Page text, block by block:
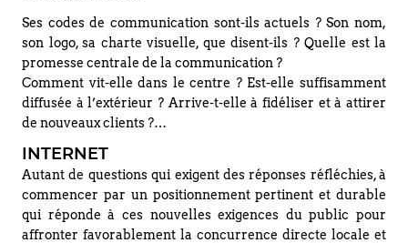
Ses codes de communication sont-ils actuels ? Son nom,
son logo, sa charte visuelle, que disent-ils ? Quelle est la
promesse centrale de la communication ?
Comment vit-elle dans le centre ? Est-elle suffisamment
diffusée à l’extérieur ? Arrive-t-elle à fidéliser et à attirer
de nouveaux clients ?…
INTERNET
Autant de questions qui exigent des réponses réfléchies, à
commencer par un positionnement pertinent et durable
qui réponde à ces nouvelles exigences du public pour
affronter favorablement la concurrence directe locale et